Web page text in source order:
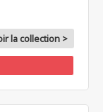
la collection >